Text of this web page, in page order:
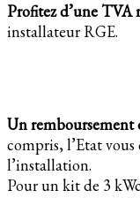
Profitez d’une TVA
installateur RGE.
Un remboursement
compris, l’Etat
l’installation.
Pour un kit de 3